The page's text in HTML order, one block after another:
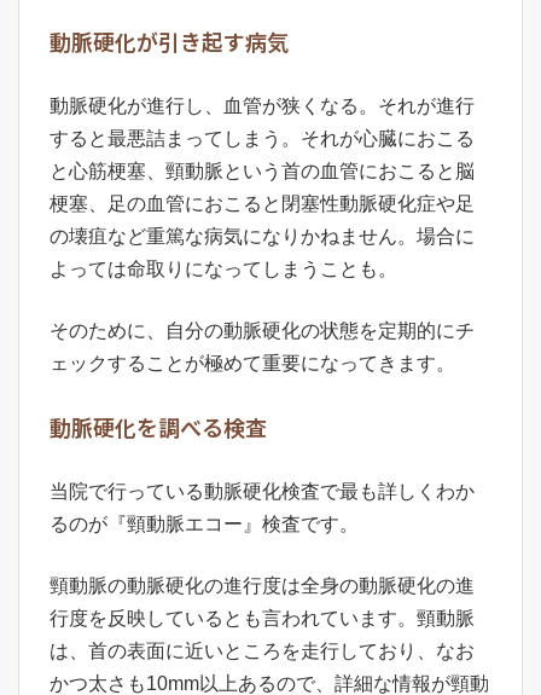
動脈硬化が引き起す病気
動脈硬化が進行し、血管が狭くなる。それが進行
すると最悪詰まってしまう。それが心臓におこる
と心筋梗塞、頸動脈という首の血管におこると脳
梗塞、足の血管におこると閉塞性動脈硬化症や足
の壊疽など重篤な病気になりかねません。場合に
よっては命取りになってしまうことも。
そのために、自分の動脈硬化の状態を定期的にチ
ェックすることが極めて重要になってきます。
動脈硬化を調べる検査
当院で行っている動脈硬化検査で最も詳しくわか
るのが『頸動脈エコー』検査です。
頸動脈の動脈硬化の進行度は全身の動脈硬化の進
行度を反映しているとも言われています。頸動脈
は、首の表面に近いところを走行しており、なお
かつ太さも10mm以上あるので、詳細な情報が頸動